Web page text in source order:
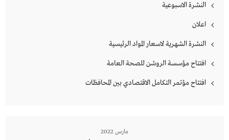
النشرة الاسبوعية
اعلان
النشرة الشهرية لاسعار المواد الرئيسية
افتتاح مؤسسة الروشن للصحة العامة
افتتاح مؤتمر التكامل الاقتصادي بين المحافظات
مارس 2022